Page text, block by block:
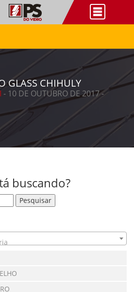
GLASS CHIHULY
- 10 DE OUTUBRO DE 2017 -
buscando?